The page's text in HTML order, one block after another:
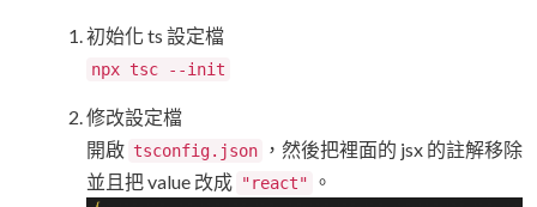
初始化 ts 設定檔
npx tsc --init
修改設定檔
開啟 tsconfig.json
，然後把裡面的 jsx 的註解移除
並且把 value 改成 "react" 。